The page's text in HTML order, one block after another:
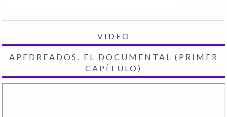
VIDEO
APEDREADOS, EL DOCUMENTAL (PRIMER
CAPÍTULO)